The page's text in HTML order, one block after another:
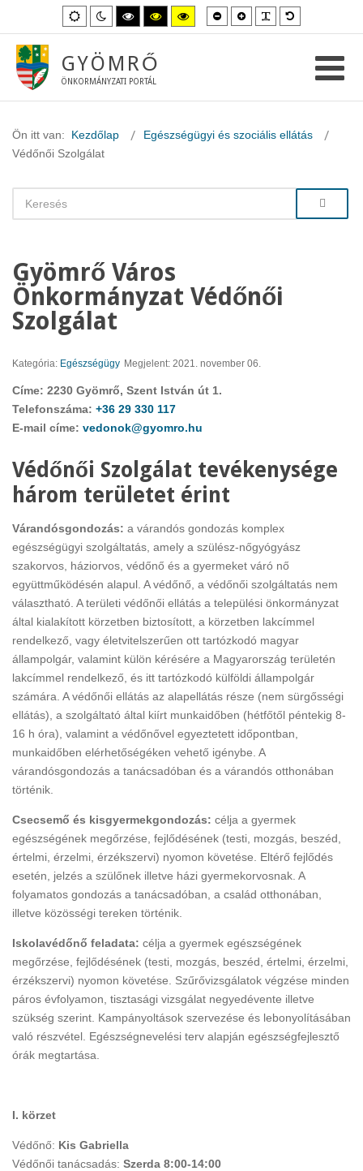
Alapértelmezett
mód
Éjszakai
mód
Magas
kontraszt
fekete-
mód.
Magas
kontraszt
fekete-
Magas
kontraszt
sárga-
Kisebb
betűméret
Nagyobb
betűméret
GYÖMRŐ
ÖNKORMÁNYZATI PORTÁL
Ön itt van: Kezdőlap
Egészségügyi és szociális ellátás
Védőnői Szolgálat
Gyömrő Város
Önkormányzat Védőnői
Szolgálat
Kategória: Egészségügy Megjelent: 2021. november 06.
Címe: 2230 Gyömrő, Szent István út 1.
Telefonszáma: +36 29 330 117
E-mail címe: vedonok@gyomro.hu
Védőnői Szolgálat tevékenysége
három területet érint
Várandósgondozás: a várandós gondozás komplex
egészségügyi szolgáltatás, amely a szülész-nőgyógyász
szakorvos, háziorvos, védőnő és a gyermeket váró nő
együttműködésén alapul. A védőnő, a védőnői szolgáltatás nem
választható. A területi védőnői ellátás a települési önkormányzat
által kialakított körzetben biztosított, a körzetben lakcímmel
rendelkező, vagy életvitelszerűen ott tartózkodó magyar
állampolgár, valamint külön kérésére a Magyarország területén
lakcímmel rendelkező, és itt tartózkodó külföldi állampolgár
számára. A védőnői ellátás az alapellátás része (nem sürgősségi
ellátás), a szolgáltató által kiírt munkaidőben (hétfőtől péntekig 8-
16 h óra), valamint a védőnővel egyeztetett időpontban,
munkaidőben elérhetőségéken vehető igénybe. A
várandósgondozás a tanácsadóban és a várandós otthonában
történik.
Csecsemő és kisgyermekgondozás: célja a gyermek
egészségének megőrzése, fejlődésének (testi, mozgás, beszéd,
értelmi, érzelmi, érzékszervi) nyomon követése. Eltérő fejlődés
esetén, jelzés a szülőnek illetve házi gyermekorvosnak. A
folyamatos gondozás a tanácsadóban, a család otthonában,
illetve közösségi tereken történik.
Iskolavédőnő feladata: célja a gyermek egészségének
megőrzése, fejlődésének (testi, mozgás, beszéd, értelmi, érzelmi,
érzékszervi) nyomon követése. Szűrővizsgálatok végzése minden
páros évfolyamon, tisztasági vizsgálat negyedévente illetve
szükség szerint. Kampányoltások szervezése és lebonyolításában
való részvétel. Egészségnevelési terv alapján egészségfejlesztő
órák megtartása.
I. körzet
Védőnő: Kis Gabriella
Védőnői tanácsadás: Szerda 8:00-14:00